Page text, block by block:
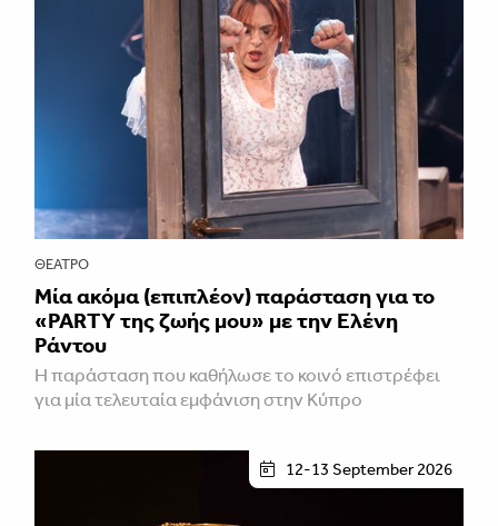
ΘΈΑΤΡΟ
Μία ακόμα (επιπλέον) παράσταση για το
«PARTY της ζωής μου» με την Ελένη
Ράντου
Η παράσταση που καθήλωσε το κοινό επιστρέφει
για μία τελευταία εμφάνιση στην Κύπρο
12-13 September 2026